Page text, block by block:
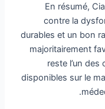
En résumé,
contre la
durables et un bon
majoritairement
reste l’un
disponibles sur le